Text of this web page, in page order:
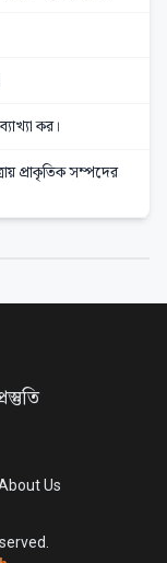
কর।
প্রাকৃতিক সম্পদের
Us